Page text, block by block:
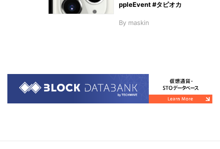
ppleEvent #タピオカ
By maskin